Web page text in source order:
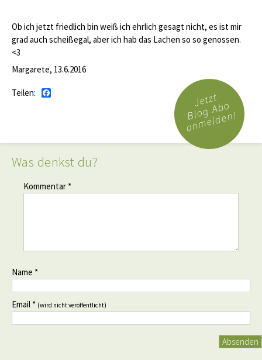
Ob ich jetzt friedlich bin weiß ich ehrlich gesagt nicht, es ist mir
grad auch scheißegal, aber ich hab das Lachen so so genossen.
<3
Margarete, 13.6.2016
Teilen: Jetzt
Blog Abo
anmelden!
Was denkst du?
Kommentar *
Name *
Email * (wird nicht veröffentlicht)